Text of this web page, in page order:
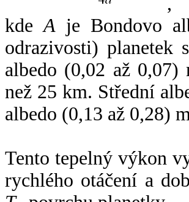
kdeA je Bondovo
odrazivosti) planetek
albedo (0,02 až 0,07)
než 25 km. Střední
albedo (0,13 až 0,28)
Tento tepelný výkon
rychlého otáčení a